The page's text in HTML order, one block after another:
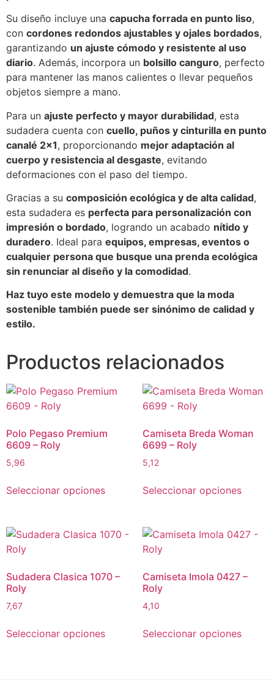
Su diseño incluye una capucha forrada en punto liso,
con cordones redondos ajustables y ojales bordados,
garantizando un ajuste cómodo y resistente al uso
diario. Además, incorpora un bolsillo canguro, perfecto
para mantener las manos calientes o llevar pequeños
objetos siempre a mano.
Para un ajuste perfecto y mayor durabilidad, esta
sudadera cuenta con cuello, puños y cinturilla en punto
canalé 2×1, proporcionando mejor adaptación al
cuerpo y resistencia al desgaste, evitando
deformaciones con el paso del tiempo.
Gracias a su composición ecológica y de alta calidad,
esta sudadera es perfecta para personalización con
impresión o bordado, logrando un acabado nítido y
duradero. Ideal para equipos, empresas, eventos o
cualquier persona que busque una prenda ecológica
sin renunciar al diseño y la comodidad.
Haz tuyo este modelo y demuestra que la moda
sostenible también puede ser sinónimo de calidad y
estilo.
Productos relacionados
Polo Pegaso Premium
6609 – Roly
5,96
Seleccionar opciones
Camiseta Breda Woman
6699 – Roly
5,12
Seleccionar opciones
Sudadera Clasica 1070 –
Roly
7,67
Seleccionar opciones
Camiseta Imola 0427 –
Roly
4,10
Seleccionar opciones